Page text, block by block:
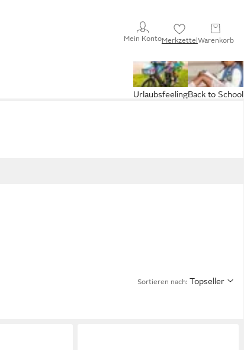
Mein KontoMerkzettelWarenkorb
Back to School
Urlaubsfeeling
Sortieren nach: Topseller